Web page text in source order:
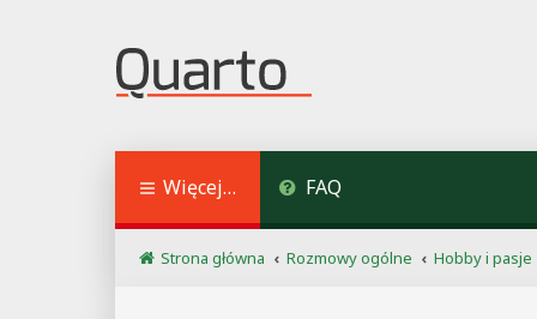
Więcej… FAQ
Strona główna Rozmowy ogólne Hobby i pasje